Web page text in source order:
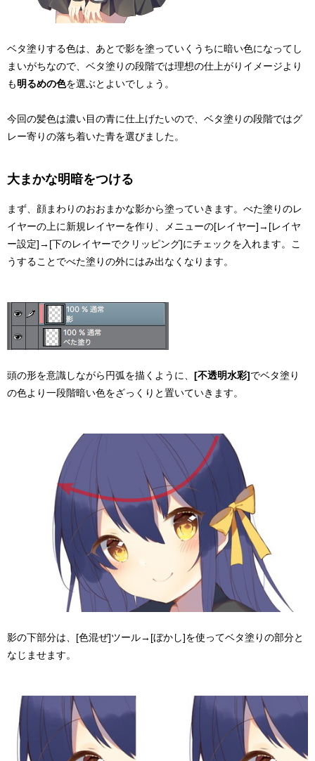
ベタ塗りする色は、あとで影を塗っていくうちに暗い色になってし
まいがちなので、ベタ塗りの段階では理想の仕上がりイメージより
も明るめの色を選ぶとよいでしょう。
今回の髪色は濃い目の青に仕上げたいので、ベタ塗りの段階ではグ
レー寄りの落ち着いた青を選びました。
大まかな明暗をつける
まず、顔まわりのおおまかな影から塗っていきます。べた塗りのレ
イヤーの上に新規レイヤーを作り、メニューの[レイヤー]→[レイヤ
ー設定]→[下のレイヤーでクリッピング]にチェックを入れます。こ
うすることでべた塗りの外にはみ出なくなります。
頭の形を意識しながら円弧を描くように、 [不透明水彩]でベタ塗り
の色より一段階暗い色をざっくりと置いていきます。
影の下部分は、[色混ぜ]ツール→[ぼかし]を使ってベタ塗りの部分と
なじませます。